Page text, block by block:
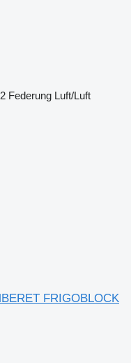
Federung Luft/Luft
FRIGOBLOCK